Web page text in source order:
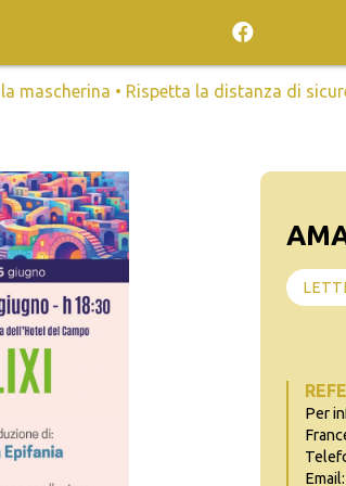
la mascherina • Rispetta la distanza di
Per